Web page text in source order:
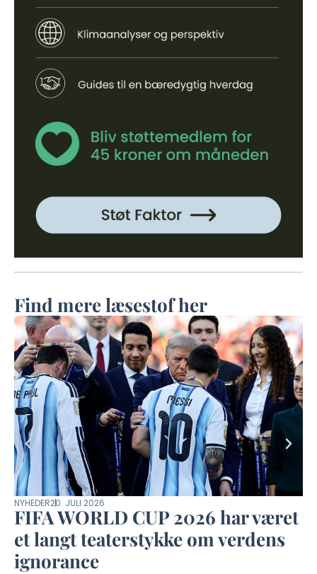
Find mere læsestof her
NYHEDER20. JULI 2026
FIFA WORLD CUP 2026 har været
et langt teaterstykke om verdens
ignorance